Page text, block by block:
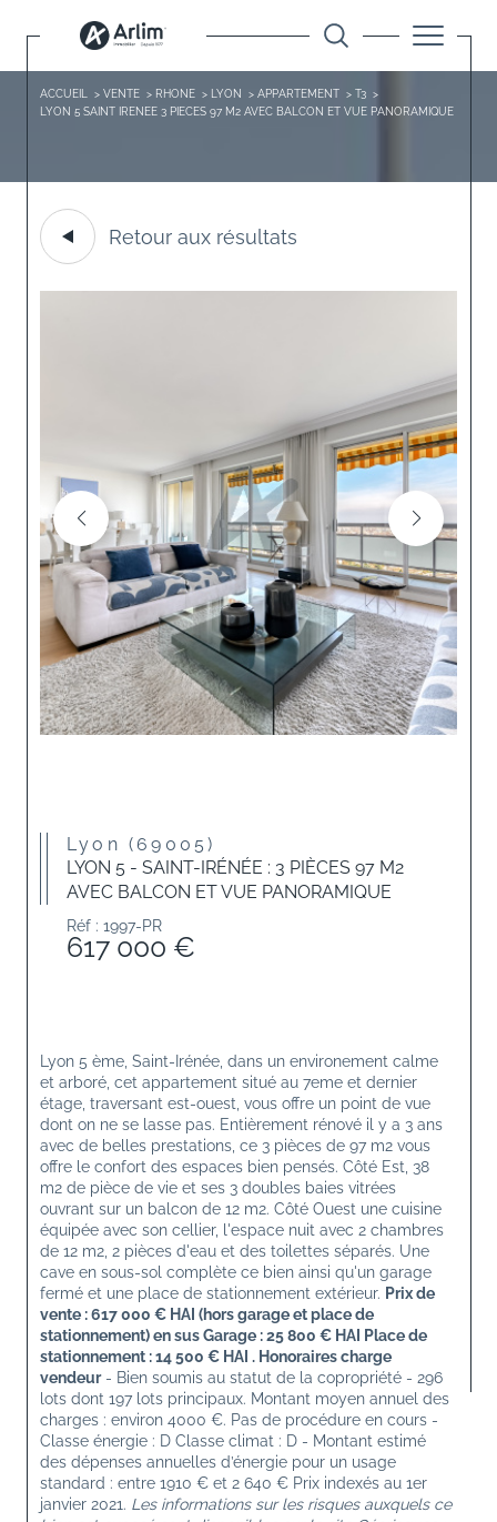
ACCUEIL VENTE RHONE LYON APPARTEMENT
T3
LYON 5 SAINT IRENEE 3 PIECES 97 M2 AVEC BALCON ET VUE PANORAMIQUE
Retour aux résultats
Lyon (69005)
LYON 5 - SAINT-IRÉNÉE : 3 PIÈCES 97 M2
AVEC BALCON ET VUE PANORAMIQUE
Réf : 1997-PR
617 000 €
Lyon 5 ème, Saint-Irénée, dans un environement calme
et arboré, cet appartement situé au 7eme et dernier
étage, traversant est-ouest, vous offre un point de vue
dont on ne se lasse pas. Entièrement rénové il y a 3 ans
avec de belles prestations, ce 3 pièces de 97 m2 vous
offre le confort des espaces bien pensés. Côté Est, 38
m2 de pièce de vie et ses 3 doubles baies vitrées
ouvrant sur un balcon de 12 m2. Côté Ouest une cuisine
équipée avec son cellier, l'espace nuit avec 2 chambres
de 12 m2, 2 pièces d'eau et des toilettes séparés. Une
cave en sous-sol complète ce bien ainsi qu'un garage
fermé et une place de stationnement extérieur. Prix de
vente : 617 000 € HAI (hors garage et place de
stationnement) en sus Garage : 25 800 € HAI Place de
stationnement : 14 500 € HAI . Honoraires charge
vendeur - Bien soumis au statut de la copropriété - 296
lots dont 197 lots principaux. Montant moyen annuel des
charges : environ 4000 €. Pas de procédure en cours -
Classe énergie : D Classe climat : D - Montant estimé
des dépenses annuelles d’énergie pour un usage
standard : entre 1910 € et 2 640 € Prix indexés au 1er
janvier 2021. Les informations sur les risques auxquels ce